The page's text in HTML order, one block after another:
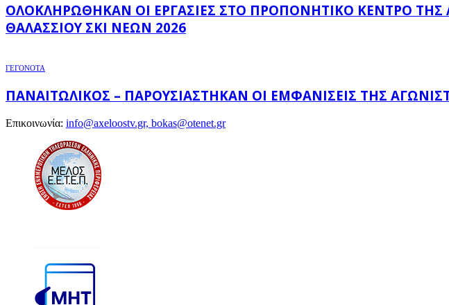
ΟΛΟΚΛΗΡΏΘΗΚΑΝ ΟΙ ΕΡΓΑΣΊΕΣ ΣΤΟ ΠΡΟΠΟΝΗΤΙΚΌ ΚΈΝΤΡΟ
ΘΑΛΆΣΣΙΟΥ ΣΚΙ ΝΈΩΝ 2026
ΓΕΓΟΝΟΤΑ
ΠΑΝΑΙΤΩΛΙΚΌΣ – ΠΑΡΟΥΣΙΆΣΤΗΚΑΝ ΟΙ ΕΜΦΑΝΊΣΕΙΣ ΤΗΣ
Επικοινωνία: info@axeloostv.gr, bokas@otenet.gr